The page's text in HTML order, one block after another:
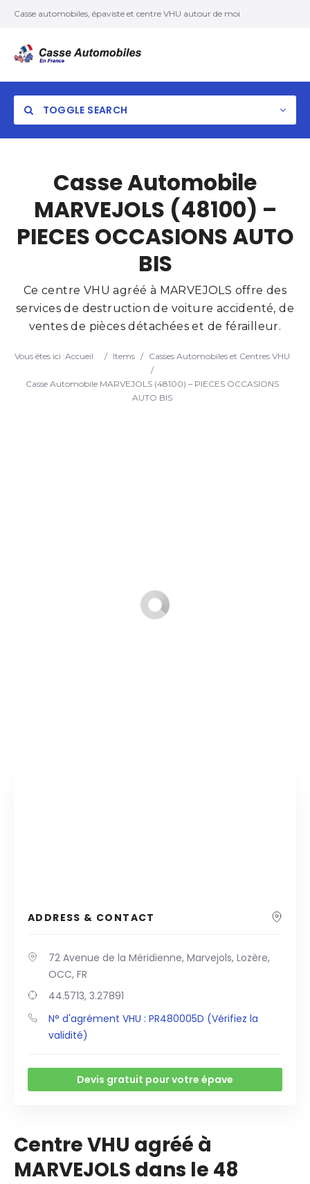
Casse automobiles, épaviste et centre VHU autour de moi
TOGGLE SEARCH
Search
Casse Automobile
MARVEJOLS (48100) –
PIECES OCCASIONS AUTO
BIS
Ce centre VHU agréé à MARVEJOLS offre des
services de destruction de voiture accidenté, de
ventes de pièces détachées et de férailleur.
Vous êtes ici :Accueil / Items / Casses Automobiles et Centres VHU
/
Casse Automobile MARVEJOLS (48100) – PIECES OCCASIONS
AUTO BIS
ADDRESS & CONTACT
72 Avenue de la Méridienne, Marvejols, Lozère,
OCC, FR
44.5713, 3.27891
N° d'agrément VHU : PR480005D (Vérifiez la
validité)
Devis gratuit pour votre épave
Centre VHU agréé à
MARVEJOLS dans le 48